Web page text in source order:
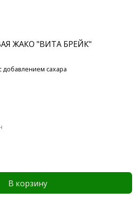
ЖАКО "ВИТА БРЕЙК"
добавлением сахара
В корзину